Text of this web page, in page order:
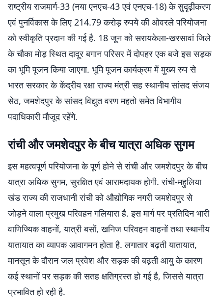
राष्ट्रीय राजमार्ग-33 (नया एनएच-43 एवं एनएच-18) के सुदृढ़ीकरण
एवं पुनर्विकास के लिए 214.79 करोड़ रुपये की ओवरले परियोजना
को स्वीकृति प्रदान की गई है. 18 जून को सरायकेला-खरसावां जिले
के चौका मोड़ स्थित दादूर बगान परिसर में दोपहर एक बजे इस सड़क
का भूमि पूजन किया जाएगा. भूमि पूजन कार्यक्रम में मुख्य रुप से
भारत सरकार के केंद्रीय रक्षा राज्य मंत्री सह स्थानीय सांसद संजय
सेठ, जमशेदपुर के सांसद विद्युत वरण महतो समेत विभागीय
पदाधिकारी मौजूद रहेंगे.
रांची और जमशेदपुर के बीच यात्रा अधिक सुगम
इस महत्वपूर्ण परियोजना के पूर्ण होने से रांची और जमशेदपुर के बीच
यात्रा अधिक सुगम, सुरक्षित एवं आरामदायक होगी. रांची-महुलिया
खंड राज्य की राजधानी रांची को औद्योगिक नगरी जमशेदपुर से
जोड़ने वाला प्रमुख परिवहन गलियारा है. इस मार्ग पर प्रतिदिन भारी
वाणिज्यिक वाहनों, यात्री बसों, खनिज परिवहन वाहनों तथा स्थानीय
यातायात का व्यापक आवागमन होता है. लगातार बढ़ती यातायात,
मानसून के दौरान जल प्रवेश और सड़क की बढ़ती आयु के कारण
कई स्थानों पर सड़क की सतह क्षतिग्रस्त हो गई है, जिससे यात्रा
प्रभावित हो रही है.